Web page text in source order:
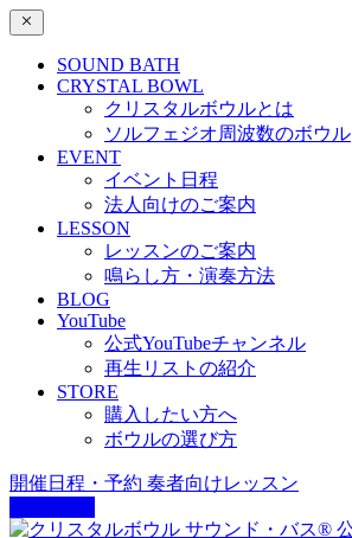
SOUND BATH
CRYSTAL BOWL
クリスタルボウルとは
ソルフェジオ周波数のボウル
EVENT
イベント日程
法人向けのご案内
LESSON
レッスンのご案内
鳴らし方・演奏方法
BLOG
YouTube
公式YouTubeチャンネル
再生リストの紹介
STORE
購入したい方へ
ボウルの選び方
開催日程・予約 奏者向けレッスン